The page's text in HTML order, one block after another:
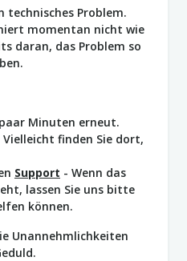
technisches Problem.
momentan nicht wie
daran, das Problem so
Minuten erneut.
Vielleicht finden Sie dort,
Support - Wenn das
lassen Sie uns bitte
können.
Unannehmlichkeiten